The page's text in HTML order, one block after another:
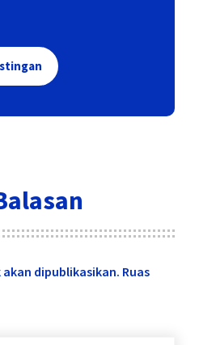
dipublikasikan. Ruas